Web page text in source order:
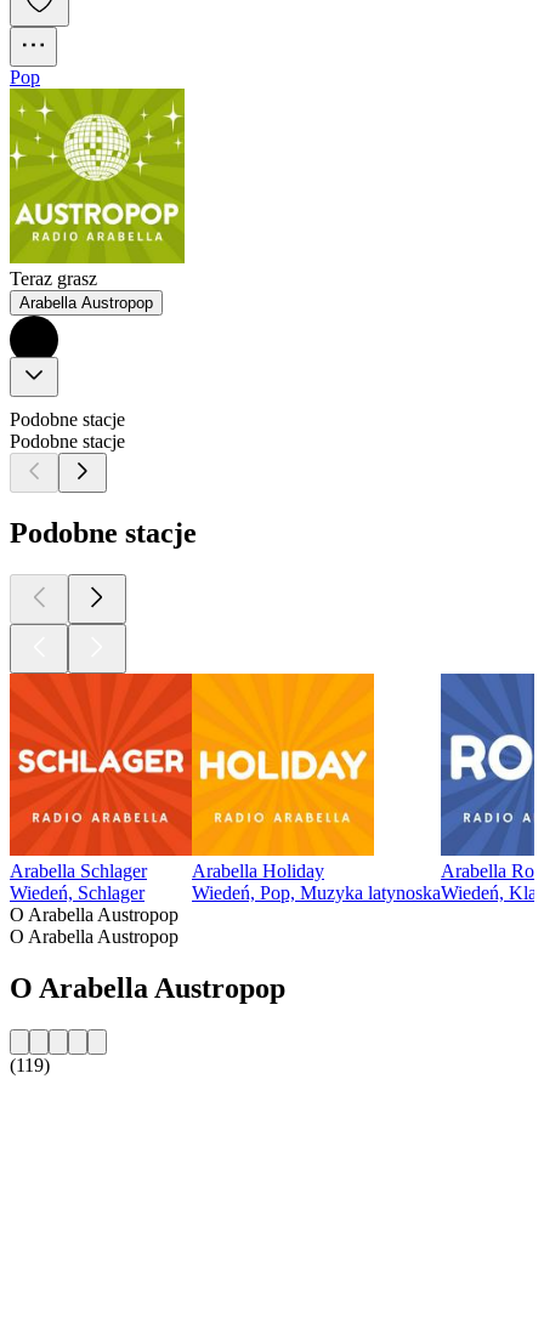
Pop
Teraz grasz
Arabella Austropop
Podobne stacje
Podobne stacje
Podobne stacje
Arabella Schlager
Wiedeń, Schlager
Arabella Holiday
Wiedeń, Pop, Muzyka latynoska
Arabella
Wiedeń,
O Arabella Austropop
O Arabella Austropop
O Arabella Austropop
(119)